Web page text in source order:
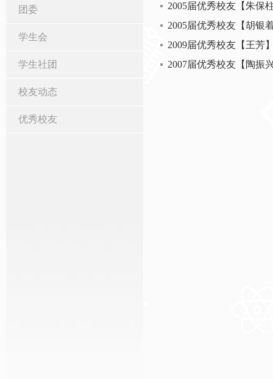
团委
学生会
学生社团
校友动态
优秀校友
2005届优秀校友【朱保
2005届优秀校友【胡银
2009届优秀校友【王芳
2007届优秀校友【陶振